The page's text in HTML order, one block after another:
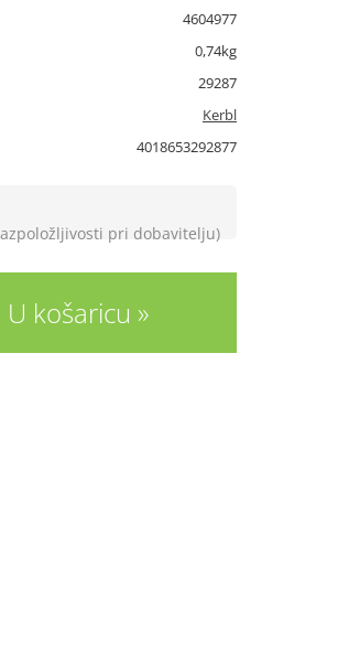
4604977
0,74kg
29287
Kerbl
4018653292877
pri dobavitelju)
U košaricu